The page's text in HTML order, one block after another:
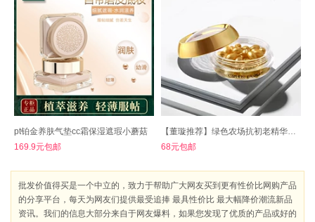
pt铂金养肤气垫cc霜保湿遮瑕小蘑菇
169.9元包邮
【董璇推荐】绿色农场抗初老精华液36粒
68元包邮
批发价值得买是一个中立的，致力于帮助广大网友买到更有性价比网购产品
的分享平台，每天为网友们提供最受追捧 最具性价比 最大幅降价潮流新品
资讯。我们的信息大部分来自于网友爆料，如果您发现了优质的产品或好的